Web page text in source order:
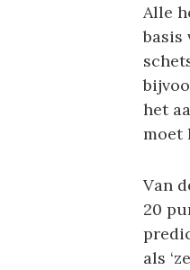
Alle
basis
het
moet
Van
20
als